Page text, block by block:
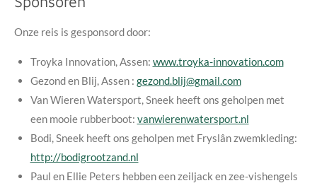
Onze reis is gesponsord door:
Troyka Innovation, Assen: www.troyka-innovation.com
Gezond en Blij, Assen : gezond.blij@gmail.com
Van Wieren Watersport, Sneek heeft ons geholpen met
een mooie rubberboot: vanwierenwatersport.nl
Bodi, Sneek heeft ons geholpen met Fryslân zwemkleding:
http://bodigrootzand.nl
Paul en Ellie Peters hebben een zeiljack en zee-vishengels